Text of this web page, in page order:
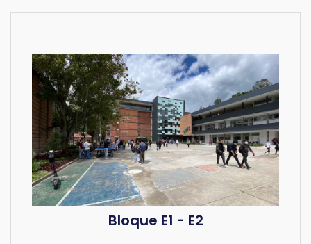
Bloque E1 - E2